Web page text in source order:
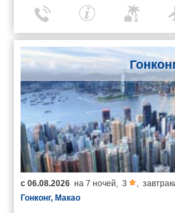
с 06.08.2026 на 7 ночей, 3 ,
Гонконг, Макао